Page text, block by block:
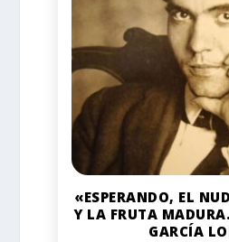
«ESPERANDO, EL
Y LA FRUTA
GARCÍA